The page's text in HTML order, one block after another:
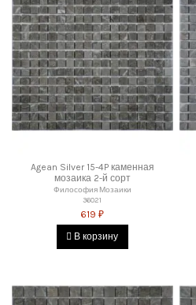
Agean Silver 15-4P каменная
мозаика 2-й сорт
Философия Мозаики
36021
619 ₽
В корзину